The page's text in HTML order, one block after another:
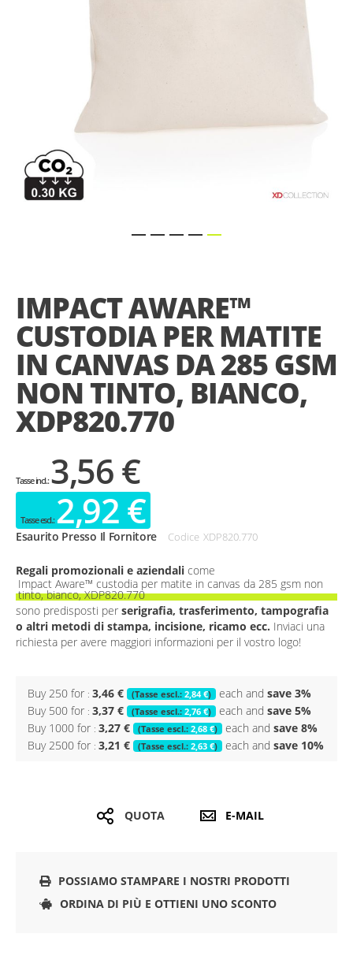
beginning
of
the
images
gallery
IMPACT AWARE™
CUSTODIA PER MATITE
IN CANVAS DA 285 GSM
NON TINTO, BIANCO,
XDP820.770
3,56 €
2,92 €
Esaurito Presso Il Fornitore Codice XDP820.770
Regali promozionali e aziendali come
Impact Aware™ custodia per matite in canvas da 285 gsm non
tinto, bianco, XDP820.770
sono predisposti per serigrafia, trasferimento, tampografia
o altri metodi di stampa, incisione, ricamo ecc. Inviaci una
richiesta per avere maggiori informazioni per il vostro logo!
Buy 250 for 3,46 € 2,84 € each and save 3%
Buy 500 for 3,37 € 2,76 € each and save 5%
Buy 1000 for 3,27 € 2,68 € each and save 8%
Buy 2500 for 3,21 € 2,63 € each and save 10%
QUOTA E-MAIL
POSSIAMO STAMPARE I NOSTRI PRODOTTI
ORDINA DI PIÙ E OTTIENI UNO SCONTO